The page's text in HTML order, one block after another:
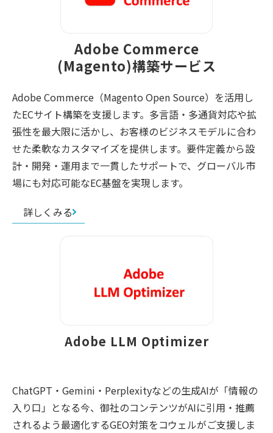
Adobe Commerce
(Magento)構築サービス
Adobe Commerce（Magento Open Source）を活用し
たECサイト構築を支援します。多言語・多通貨対応や拡
張性を最大限に活かし、お客様のビジネスモデルに合わ
せた柔軟なカスタマイズを提供します。要件定義から設
計・開発・運用まで一貫したサポートで、グローバル市
場にも対応可能なEC基盤を実現します。
詳しくみる
Adobe LLM Optimizer
ChatGPT・Gemini・Perplexityなどの生成AIが「情報の
入り口」となる今、御社のコンテンツがAIに引用・推薦
されるよう最適化するGEO対策をコウェルがご支援しま